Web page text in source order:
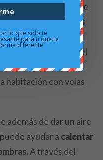
en las que
mucho más
comparar con el
ayudan a calentar el
agradable. Eso sí,
habitación con velas
además de dar un aire
ayudar a calentar
A través del
lo que sólo te
para tí que te
diferente